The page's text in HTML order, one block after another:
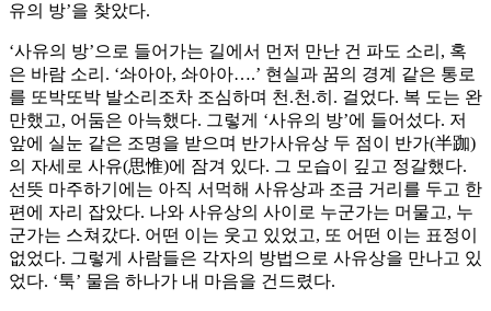
유의 방’을 찾았다.
‘사유의 방’으로 들어가는 길에서 먼저 만난 건 파도 소리, 혹
은 바람 소리. ‘솨아아, 솨아아….’ 현실과 꿈의 경계 같은 통로
를 또박또박 발소리조차 조심하며 천.천.히. 걸었다. 복 도는 완
만했고, 어둠은 아늑했다. 그렇게 ‘사유의 방’에 들어섰다. 저
앞에 실눈 같은 조명을 받으며 반가사유상 두 점이 반가(半跏)
의 자세로 사유(思惟)에 잠겨 있다. 그 모습이 깊고 정갈했다.
선뜻 마주하기에는 아직 서먹해 사유상과 조금 거리를 두고 한
편에 자리 잡았다. 나와 사유상의 사이로 누군가는 머물고, 누
군가는 스쳐갔다. 어떤 이는 웃고 있었고, 또 어떤 이는 표정이
없었다. 그렇게 사람들은 각자의 방법으로 사유상을 만나고 있
었다. ‘툭’ 물음 하나가 내 마음을 건드렸다.